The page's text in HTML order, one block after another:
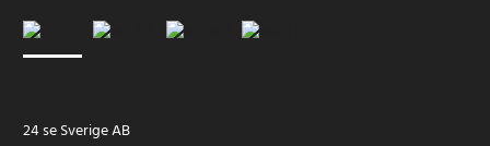
24 se Sverige AB